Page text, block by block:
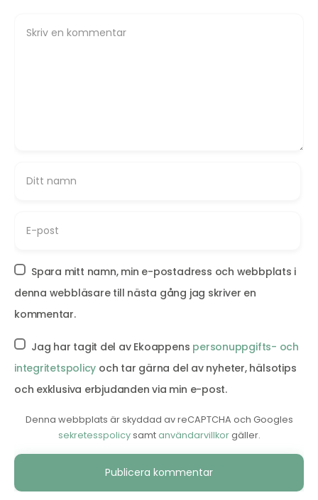
Spara mitt namn, min e-postadress och webbplats i
denna webbläsare till nästa gång jag skriver en
kommentar.
Jag har tagit del av Ekoappens personuppgifts- och
integritetspolicy och tar gärna del av nyheter, hälsotips
och exklusiva erbjudanden via min e-post.
Denna webbplats är skyddad av reCAPTCHA och Googles
sekretesspolicysamtanvändarvillkorgäller.
Alternative: